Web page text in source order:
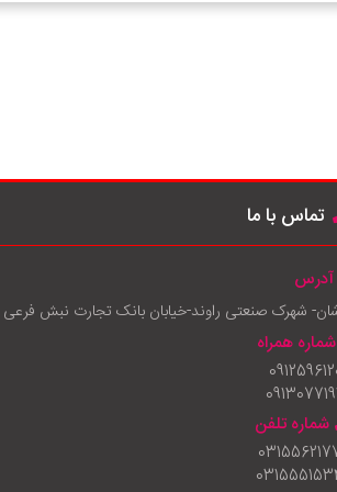
تماس با ما
آدرس
شهرک صنعتی راوند-خیابان بانک تجارت نبش
شماره همراه
شماره تلفن